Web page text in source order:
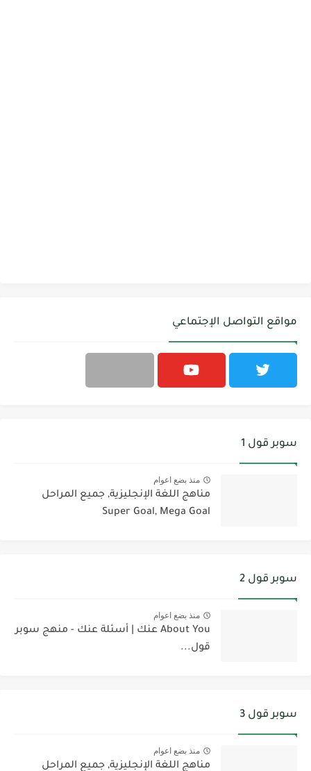
مواقع التواصل الإجتماعي
سوبر قول 1
منذ بضع اعوام
مناهج اللغة الإنجليزية, جميع المراحل
Super Goal, Mega Goal
سوبر قول 2
منذ بضع اعوام
About You عنك | أسئلة عنك - منهج سوبر
قول...
سوبر قول 3
منذ بضع اعوام
مناهج اللغة الإنجليزية, جميع المراحل